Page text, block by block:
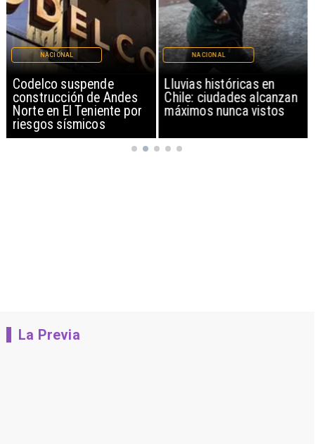
Codelco suspende
construcción de Andes
Norte en El Teniente por
riesgos sísmicos
NACIONAL
Lluvias históricas en
Chile: ciudades alcanzan
máximos nunca vistos
NACIONAL
La Previa